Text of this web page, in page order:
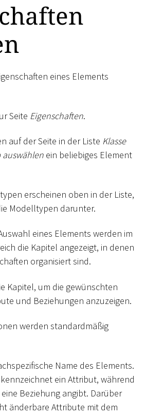
eines Elements
Seite Eigenschaften.
auf der Seite in der Liste Klasse
ein beliebiges Element
erscheinen oben in der Liste,
Modelltypen darunter.
eines Elements werden im
die Kapitel angezeigt, in denen
organisiert sind.
Kapitel, um die gewünschten
und Beziehungen anzuzeigen.
werden standardmäßig
Name des Elements.
ein Attribut, während
Beziehung angibt. Darüber
änderbare Attribute mit dem